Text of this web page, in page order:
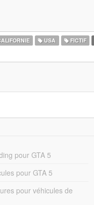
USA FICTIF
pour GTA 5
pour GTA 5
pour véhicules de